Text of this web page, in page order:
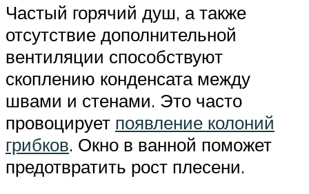
Частый горячий душ, а также
отсутствие дополнительной
вентиляции способствуют
скоплению конденсата между
швами и стенами. Это часто
провоцирует появление колоний
грибков. Окно в ванной поможет
предотвратить рост плесени.